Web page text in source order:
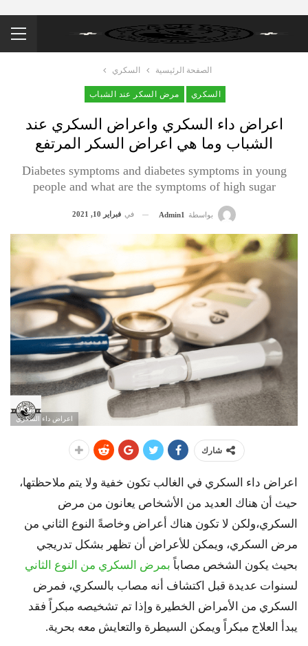
الصفحة الرئيسية السكري
السكري مرض السكر عند الشباب
اعراض داء السكري واعراض السكري عند
الشباب وما هي اعراض السكر المرتفع
Diabetes symptoms and diabetes symptoms in young
people and what are the symptoms of high sugar
بواسطة Admin1 في فبراير 10, 2021
اعراض داء السكري
شارك
اعراض داء السكري في الغالب تكون خفية ولا يتم ملاحظتها،
حيث أن هناك العديد من الأشخاص يعانون من مرض
السكري،ولكن لا تكون هناك أعراض وخاصةً النوع الثاني من
مرض السكري، ويمكن للأعراض أن تظهر بشكل تدريجي
بحيث يكون الشخص مصاباً بمرض السكري من النوع الثاني
لسنوات عديدة قبل اكتشاف أنه مصاب بالسكري، فمرض
السكري من الأمراض الخطيرة وإذا تم تشخيصه مبكراً فقد
يبدأ العلاج مبكراً ويمكن السيطرة والتعايش معه بحرية.